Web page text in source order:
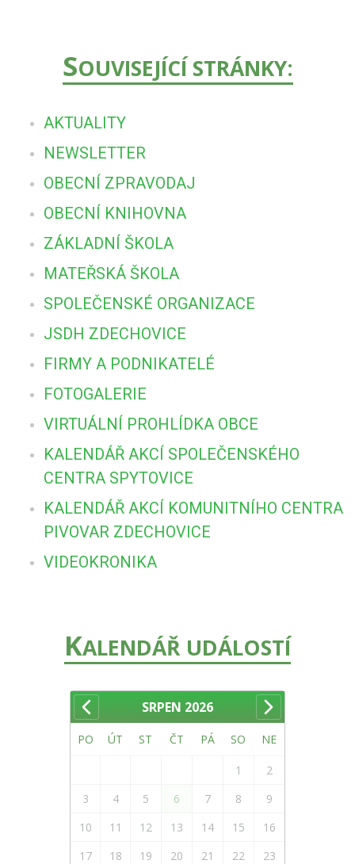
SOUVISEJÍCÍ STRÁNKY:
AKTUALITY
NEWSLETTER
OBECNÍ ZPRAVODAJ
OBECNÍ KNIHOVNA
ZÁKLADNÍ ŠKOLA
MATEŘSKÁ ŠKOLA
SPOLEČENSKÉ ORGANIZACE
JSDH ZDECHOVICE
FIRMY A PODNIKATELÉ
FOTOGALERIE
VIRTUÁLNÍ PROHLÍDKA OBCE
KALENDÁŘ AKCÍ SPOLEČENSKÉHO
CENTRA SPYTOVICE
KALENDÁŘ AKCÍ KOMUNITNÍHO CENTRA
PIVOVAR ZDECHOVICE
VIDEOKRONIKA
KALENDÁŘ UDÁLOSTÍ
SRPEN 2026
PO ÚT ST ČT PÁ SO NE
1
2
3
4 5 6 7 8
9
10
11 12 13 14 15
16
17
18 19 20 21 22
23